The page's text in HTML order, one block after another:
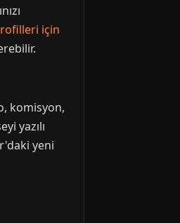
için
komisyon,
yazılı
yeni